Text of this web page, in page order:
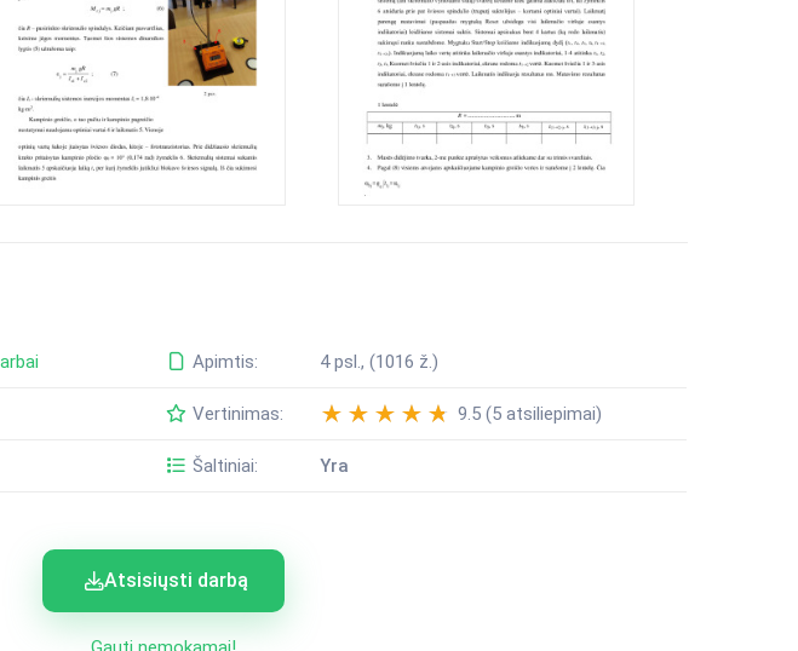
Apimtis: 4 psl., (1016 ž.)
Vertinimas: 9.5 (5 atsiliepimai)
Šaltiniai: Yra
Atsisiųsti darbą